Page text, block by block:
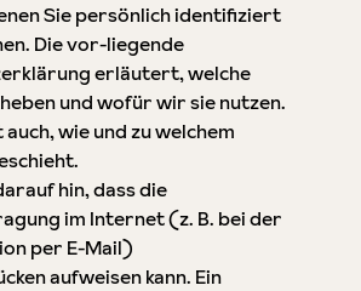
Sie persönlich identifiziert
Die vor-liegende
erläutert, welche
und wofür wir sie nutzen.
wie und zu welchem
hin, dass die
im Internet (z. B. bei der
per E-Mail)
aufweisen kann. Ein